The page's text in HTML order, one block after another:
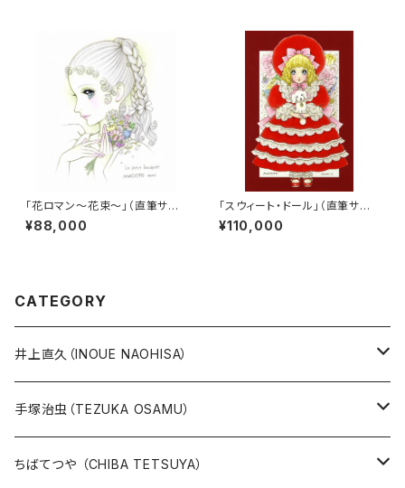
「花ロマン～花束～」（直筆サイ
ン入り）
¥88,000
「スウィート・ドール」（直筆サイ
ン入り）
¥110,000
CATEGORY
井上直久（INOUE NAOHISA）
人気作品TOP10
版画
手塚治虫（TEZUKA OSAMU）
版画
ちばてつや （CHIBA TETSUYA）